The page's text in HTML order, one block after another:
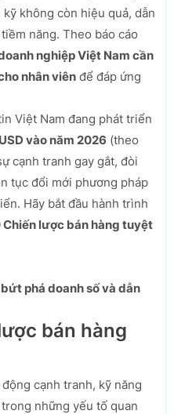
không còn hiệu quả, dẫn
năng. Theo báo cáo
nghiệp Việt Nam cần
nhân viên để đáp ứng
Việt Nam đang phát triển
vào năm 2026 (theo
cạnh tranh gay gắt, đòi
tục đổi mới phương pháp
Hãy bắt đầu hành trình
Chiến lược bán hàng tuyệt
phá doanh số và dẫn
bán hàng
cạnh tranh, kỹ năng
những yếu tố quan